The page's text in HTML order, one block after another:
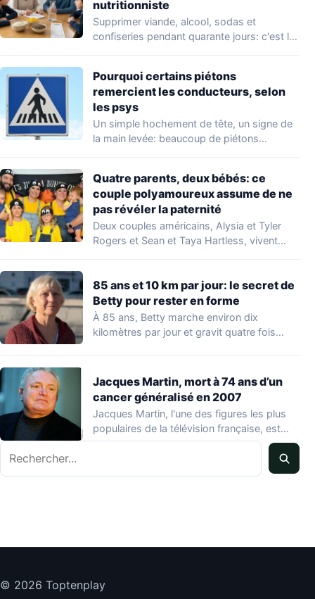
nutritionniste
Supprimer viande, alcool, sodas et
confiseries pendant quarante jours: c'est le
Pourquoi certains piétons
remercient les conducteurs, selon
les psys
Un simple hochement de tête, un signe de
la main levée: beaucoup de piétons…
Quatre parents, deux bébés: ce
couple polyamoureux assume de ne
pas révéler la paternité
Deux couples américains, Alysia et Tyler
Rogers et Sean et Taya Hartless, vivent
85 ans et 10 km par jour: le secret de
Betty pour rester en forme
À 85 ans, Betty marche environ dix
kilomètres par jour et gravit quatre fois…
Jacques Martin, mort à 74 ans d’un
cancer généralisé en 2007
Jacques Martin, l'une des figures les plus
populaires de la télévision française, est
décédé…
Rechercher
© 2026 Toptenplay